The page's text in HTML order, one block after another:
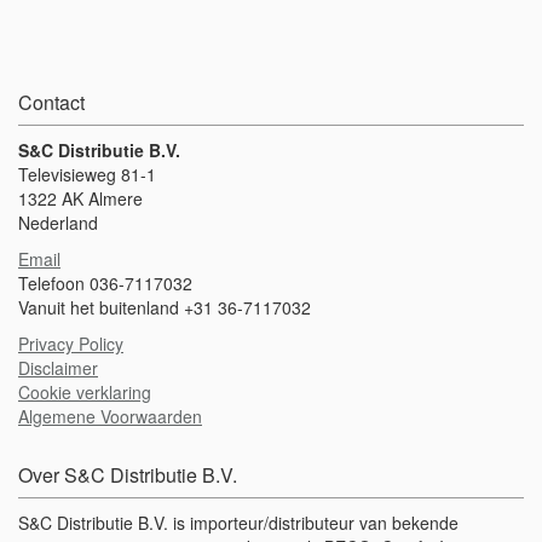
loopbruggen**Loopbruggen/zwembadlopers/loopmatten mogen
maar aan één kant worden vast gezet, de minimale vrije ruimte aan
de zijkanten moet minimaal 250 cm bedragen, de minimale vrije
Contact
S&C Distributie B.V.
Televisieweg 81-1
1322 AK Almere
Nederland
Email
Telefoon 036-7117032
Vanuit het buitenland +31 36-7117032
Privacy Policy
Disclaimer
Cookie verklaring
Algemene Voorwaarden
Over S&C Distributie B.V.
S&C Distributie B.V. is importeur/distributeur van bekende